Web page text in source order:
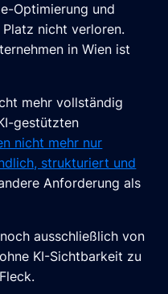
Optimierung und
nicht verloren.
in Wien ist
mehr vollständig
gestützten
nicht mehr nur
strukturiert und
Anforderung als
ausschließlich von
KI-Sichtbarkeit zu